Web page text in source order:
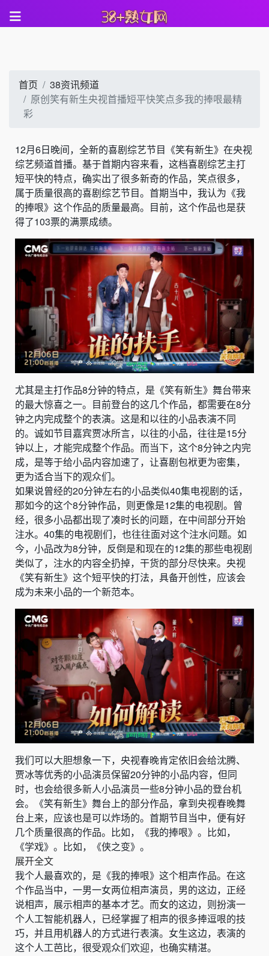
首页
38资讯频道
原创笑有新生央视首播短平快笑点多我的捧哏最精
彩
12月6日晚间，全新的喜剧综艺节目《笑有新生》在央视
综艺频道首播。基于首期内容来看，这档喜剧综艺主打
短平快的特点，确实出了很多新奇的作品，笑点很多，
属于质量很高的喜剧综艺节目。首期当中，我认为《我
的捧哏》这个作品的质量最高。目前，这个作品也是获
得了103票的满票成绩。
尤其是主打作品8分钟的特点，是《笑有新生》舞台带来
的最大惊喜之一。目前登台的这几个作品，都需要在8分
钟之内完成整个的表演。这是和以往的小品表演不同
的。诚如节目嘉宾贾冰所言，以往的小品，往往是15分
钟以上，才能完成整个作品。而当下，这个8分钟之内完
成，是等于给小品内容加速了，让喜剧包袱更为密集，
更为适合当下的观众们。
如果说曾经的20分钟左右的小品类似40集电视剧的话，
那如今的这个8分钟作品，则更像是12集的电视剧。曾
经，很多小品都出现了凑时长的问题，在中间部分开始
注水。40集的电视剧们，也往往面对这个注水问题。如
今，小品改为8分钟，反倒是和现在的12集的那些电视剧
类似了，注水的内容全扔掉，干货的部分尽快来。央视
《笑有新生》这个短平快的打法，具备开创性，应该会
成为未来小品的一个新范本。
我们可以大胆想象一下，央视春晚肯定依旧会给沈腾、
贾冰等优秀的小品演员保留20分钟的小品内容，但同
时，也会给很多新人小品演员一些8分钟小品的登台机
会。《笑有新生》舞台上的部分作品，拿到央视春晚舞
台上来，应该也是可以炸场的。首期节目当中，便有好
几个质量很高的作品。比如，《我的捧哏》。比如，
《学戏》。比如，《侠之变》。
展开全文
我个人最喜欢的，是《我的捧哏》这个相声作品。在这
个作品当中，一男一女两位相声演员，男的这边，正经
说相声，展示相声的基本才艺。而女的这边，则扮演一
个人工智能机器人，已经掌握了相声的很多捧逗哏的技
巧，并且用机器人的方式进行表演。女生这边，表演的
这个人工芭比，很受观众们欢迎，也确实精湛。